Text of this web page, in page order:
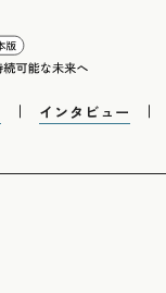
インタビュー